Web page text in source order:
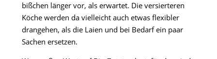
bißchen länger vor, als erwartet. Die versierteren
Köche werden da vielleicht auch etwas flexibler
drangehen, als die Laien und bei Bedarf ein paar
Sachen ersetzen.